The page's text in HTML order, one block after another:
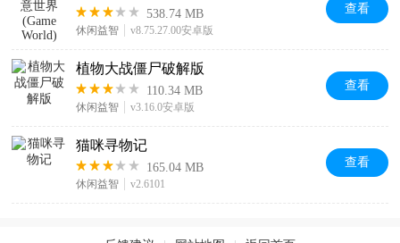
538.74 MB
休闲益智 v8.75.27.00安卓版
查看
植物大战僵尸破解版
110.34 MB
休闲益智 v3.16.0安卓版
查看
猫咪寻物记
165.04 MB
休闲益智 v2.6101
查看